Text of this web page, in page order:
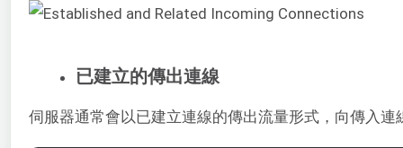
已建立的傳出連線
伺服器通常會以已建立連線的傳出流量形式，向傳入